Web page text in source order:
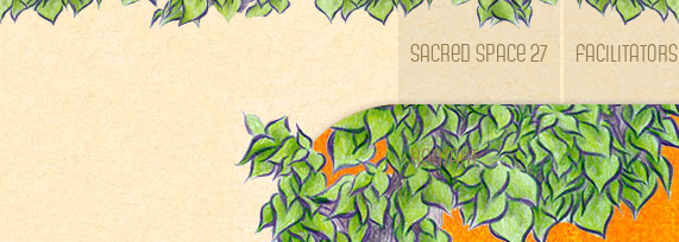
SACRED SPACE 27 Facilitators
Kontakt